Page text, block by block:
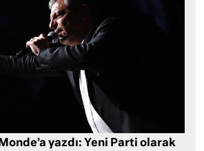
yazdı: Yeni Parti olarak